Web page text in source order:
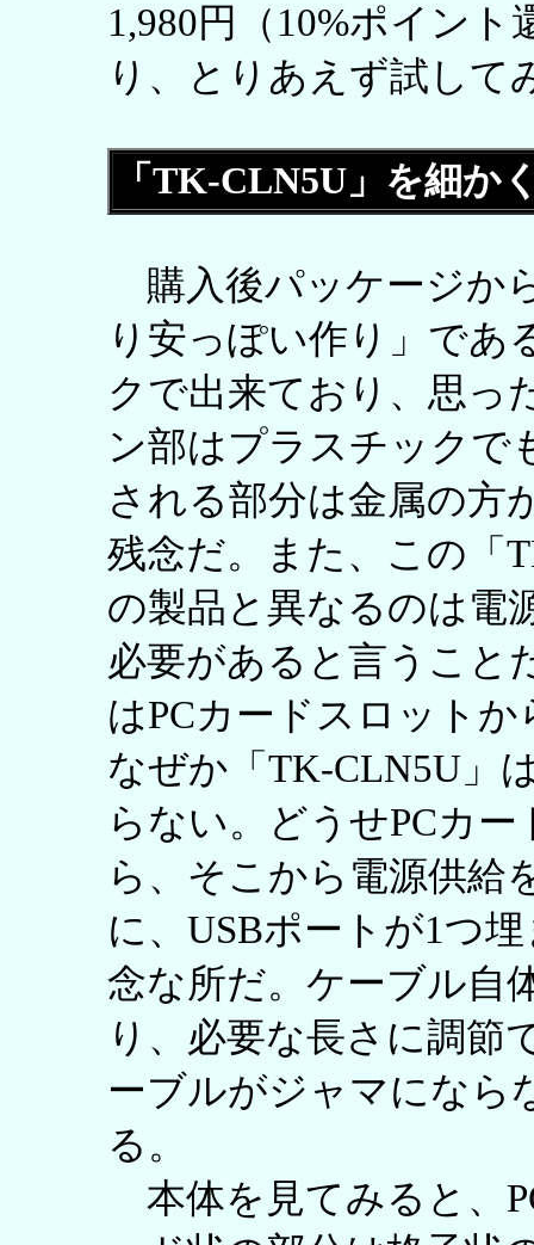
1,980円（10%ポイン
り、とりあえず試して
「TK-CLN5U」を細か
購入後パッケージか
り安っぽい作り」であ
クで出来ており、思っ
ン部はプラスチックで
される部分は金属の方
残念だ。また、この「
の製品と異なるのは電
必要があると言うこと
はPCカードスロット
なぜか「TK-CLN5U」
らない。どうせPCカ
ら、そこから電源供給
に、USBポートが1つ
念な所だ。ケーブル自
り、必要な長さに調節
ーブルがジャマになら
る。
本体を見てみると、